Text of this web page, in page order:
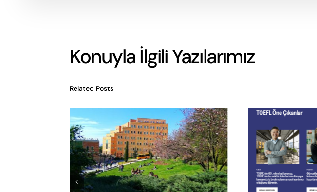
Konuyla İlgili Yazılarımız
Related Posts